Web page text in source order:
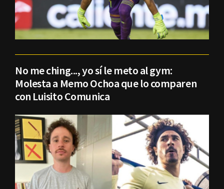
No me ching..., yo sí le meto al gym:
Molesta a Memo Ochoa que lo comparen
con Luisito Comunica